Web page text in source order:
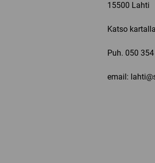
15500 Lahti
Katso kartalla
Puh. 050
email: